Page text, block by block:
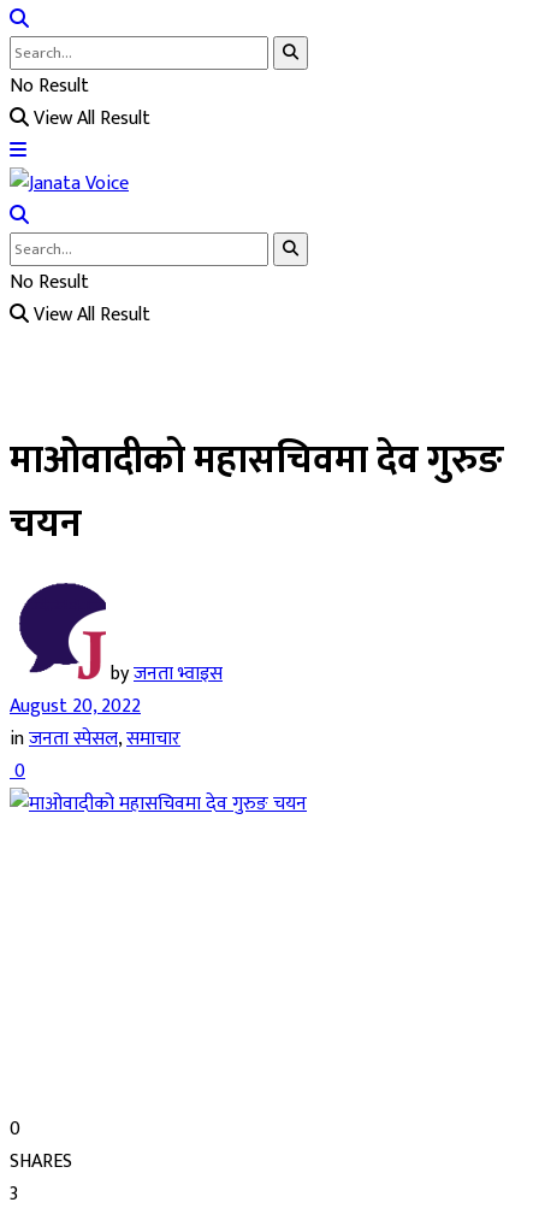
No Result
View All Result
No Result
View All Result
माओवादीको महासचिवमा देव गुरुङ
चयन
byजनता भ्वाइस
August 20, 2022
inजनता स्पेसल,समाचार
0
0
SHARES
3